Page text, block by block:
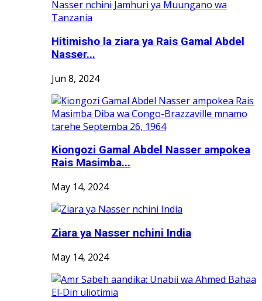
Hitimisho la ziara ya Rais Gamal Abdel
Nasser...
Jun 8, 2024
Kiongozi Gamal Abdel Nasser ampokea
Rais Masimba...
May 14, 2024
Ziara ya Nasser nchini India
May 14, 2024